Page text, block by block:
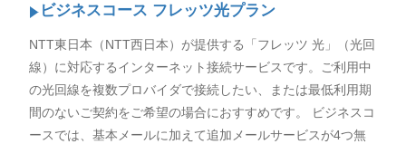
ビジネスコース フレッツ光プラン
NTT東日本（NTT西日本）が提供する「フレッツ 光」（光回
線）に対応するインターネット接続サービスです。ご利用中
の光回線を複数プロバイダで接続したい、または最低利用期
間のないご契約をご希望の場合におすすめです。 ビジネスコ
ースでは、基本メールに加えて追加メールサービスが4つ無